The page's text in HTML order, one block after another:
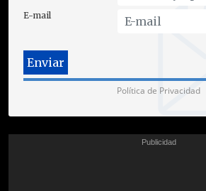
E-mail
Política de Privacidad